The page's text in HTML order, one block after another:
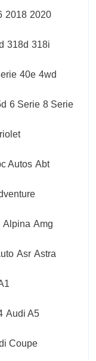
2018 2020
318d 318i
40e 4wd
6 Serie 8 Serie
Autos Abt
Alpina Amg
Asr Astra
Audi A5
Coupe